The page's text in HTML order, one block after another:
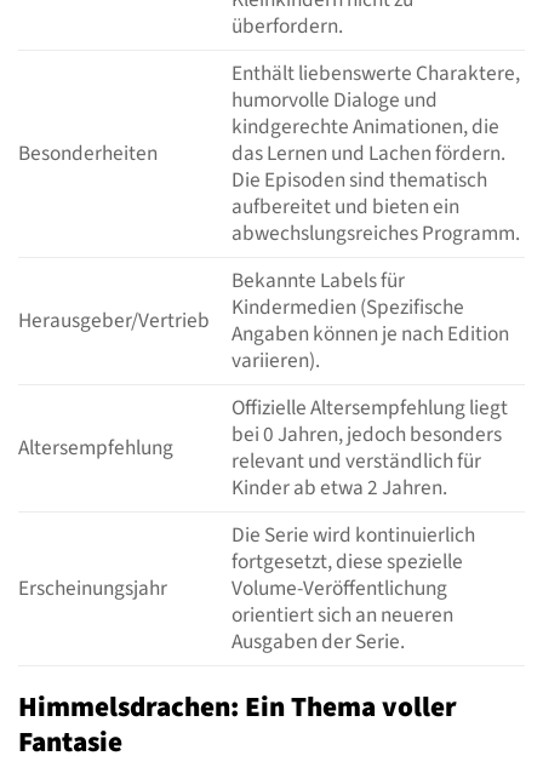
überfordern.
Besonderheiten
Enthält liebenswerte Charaktere,
humorvolle Dialoge und
kindgerechte Animationen, die
das Lernen und Lachen fördern.
Die Episoden sind thematisch
aufbereitet und bieten ein
abwechslungsreiches Programm.
Herausgeber/Vertrieb
Bekannte Labels für
Kindermedien (Spezifische
Angaben können je nach Edition
variieren).
Altersempfehlung
Offizielle Altersempfehlung liegt
bei 0 Jahren, jedoch besonders
relevant und verständlich für
Kinder ab etwa 2 Jahren.
Erscheinungsjahr
Die Serie wird kontinuierlich
fortgesetzt, diese spezielle
Volume-Veröffentlichung
orientiert sich an neueren
Ausgaben der Serie.
Himmelsdrachen: Ein Thema voller
Fantasie